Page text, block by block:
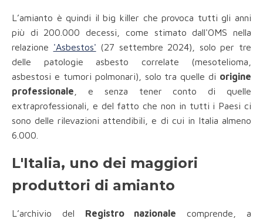
L’amianto è quindi il big killer che provoca tutti gli anni
più di 200.000 decessi, come stimato dall'OMS nella
relazione 'Asbestos' (27 settembre 2024), solo per tre
delle patologie asbesto correlate (mesotelioma,
asbestosi e tumori polmonari), solo tra quelle di origine
professionale , e senza tener conto di quelle
extraprofessionali, e del fatto che non in tutti i Paesi ci
sono delle rilevazioni attendibili, e di cui in Italia almeno
6.000.
L'Italia, uno dei maggiori
produttori di amianto
L’archivio del Registro nazionale comprende, a